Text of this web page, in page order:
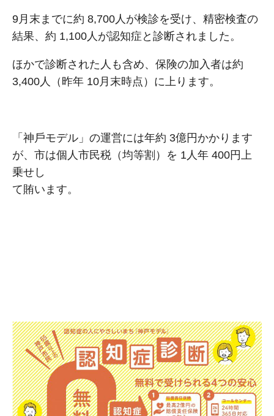
9⽉末までに約 8,700⼈が検診を受け、精密検査の
結果、約 1,100⼈が認知症と診断されました。
ほかで診断された⼈も含め、保険の加⼊者は約
3,400⼈（昨年 10⽉末時点）に上ります。
「神⼾モデル」の運営には年約 3億円かかります
が、市は個⼈市⺠税（均等割）を 1⼈年 400円上
乗せし
て賄います。